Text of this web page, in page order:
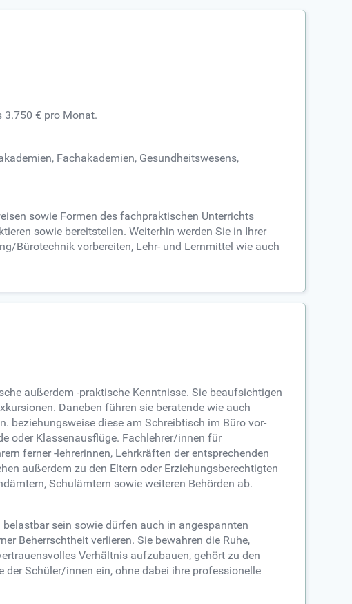
3.750 € pro Monat.
Fachakademien, Gesundheitswesens,
sowie Formen des fachpraktischen Unterrichts
sowie bereitstellen. Weiterhin werden Sie in Ihrer
Bürotechnik vorbereiten, Lehr- und Lernmittel wie auch
außerdem -praktische Kenntnisse. Sie beaufsichtigen
Daneben führen sie beratende wie auch
beziehungsweise diese am Schreibtisch im Büro vor-
oder Klassenausflüge. Fachlehrer/innen für
ferner -lehrerinnen, Lehrkräften der entsprechenden
außerdem zu den Eltern oder Erziehungsberechtigten
Schulämtern sowie weiteren Behörden ab.
sein sowie dürfen auch in angespannten
Beherrschtheit verlieren. Sie bewahren die Ruhe,
Verhältnis aufzubauen, gehört zu den
Schüler/innen ein, ohne dabei ihre professionelle